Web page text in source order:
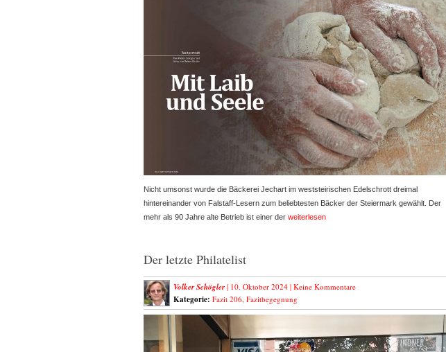
Nicht umsonst wurde die Bäckerei Jechart im weststeirischen Edelschrott dreimal
hintereinander von Falstaff-Lesern zum beliebtesten Bäcker der Steiermark gewählt. Der
mehr als 90 Jahre alte Betrieb ist einer der weiterlesen
Der letzte Philatelist
Volker Schögler| 10. Oktober 2024 | Keine Kommentare
Kategorie: Fazit 206, Fazitbegegnung